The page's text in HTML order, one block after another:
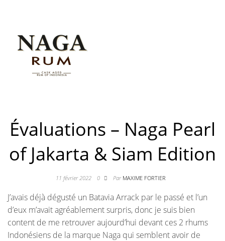
Évaluations – Naga Pearl
of Jakarta & Siam Edition
11 février 2022 0 Par MAXIME FORTIER
J’avais déjà dégusté un Batavia Arrack par le passé et l’un
d’eux m’avait agréablement surpris, donc je suis bien
content de me retrouver aujourd’hui devant ces 2 rhums
Indonésiens de la marque Naga qui semblent avoir de